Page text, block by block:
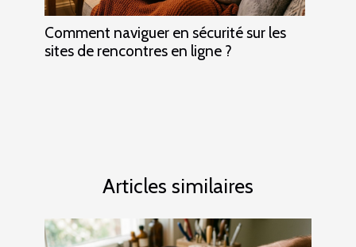
Comment naviguer en sécurité sur les
sites de rencontres en ligne ?
Articles similaires